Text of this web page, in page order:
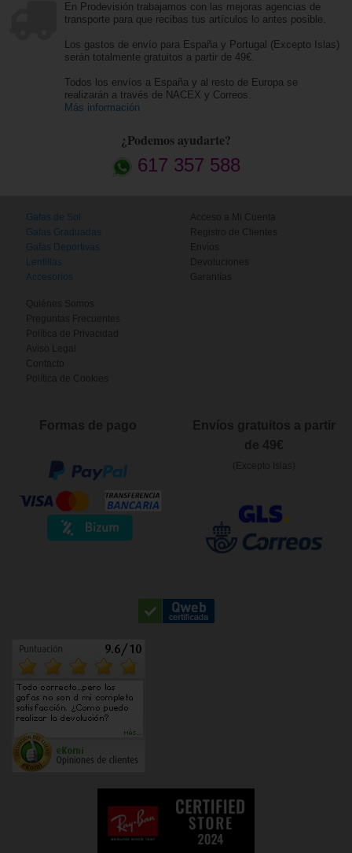
En Prodevisión trabajamos con las mejoras agencias de
transporte para que recibas tus artículos lo antes posible.
Los gastos de envío para España y Portugal (Excepto Islas)
serán totalmente gratuitos a partir de 49€.
Todos los envíos a España y al resto de Europa se
realizarán a través de NACEX y Correos.
Más información
¿Podemos ayudarte?
617 357 588
Gafas de Sol
Gafas Graduadas
Gafas Deportivas
Lentillas
Accesorios
Acceso a Mi Cuenta
Registro de Clientes
Envíos
Devoluciones
Garantías
Quiénes Somos
Preguntas Frecuentes
Política de Privacidad
Aviso Legal
Contacto
Política de Cookies
Formas de pago
Envíos gratuitos a partir
de 49€
(Excepto Islas)